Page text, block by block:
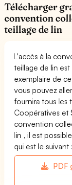
Télécharger
convention
teillage de lin
L'accès à la
teillage de lin est
exemplaire de
vous pouvez
fournira tous les
Coopératives et
convention
lin , il est
qui est le
PDF